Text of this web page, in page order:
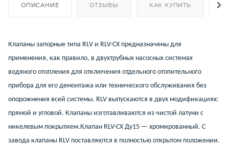
ОПИСАНИЕ ОТЗЫВЫ КАК КУПИТЬ
Клапаны запорные типа RLV и RLV-CX предназначены для
применения, как правило, в двухтрубных насосных системах
водяного отопления для отключения отдельного отопительного
прибора для его демонтажа или технического обслуживания без
опорожнения всей системы. RLV выпускаются в двух модификациях:
прямой и угловой. Клапаны изготавливаются из чистой латуни с
никелевым покрытием.Клапан RLV-CX Ду15 — хромированный. С
завода клапаны RLV поставляются в полностью открытом положении.